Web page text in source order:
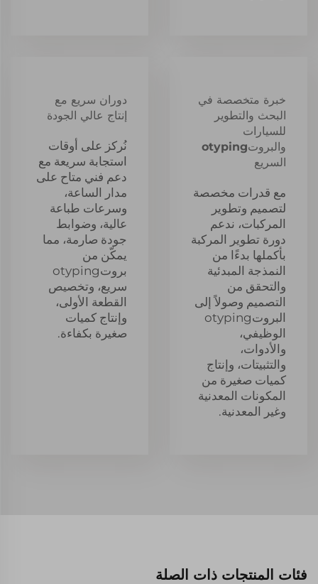
خبرة متخصصة في
البحث والتطوير
للسيارات
والبروتotyping
السريع
مع قدرات مخصصة
لتصميم وتطوير
المركبات، ندعم
دورة تطوير المركبة
بأكملها بدءًا من
النمذجة المبدئية
والتحقق من
التصميم وصولاً إلى
البروتotyping
الوظيفي،
والأدوات،
والتثبيتات، وإنتاج
كميات صغيرة من
المكونات المعدنية
وغير المعدنية.
دوران سريع مع
إنتاج عالي الجودة
نُركز على أوقات
استجابة سريعة مع
دعم فني متاح على
مدار الساعة،
وسرعات طباعة
عالية، وضوابط
جودة صارمة، مما
يمكّن من
بروتotyping
سريع، وتخصيص
القطعة الأولى،
وإنتاج كميات
صغيرة بكفاءة.
فئات المنتجات ذات الصلة